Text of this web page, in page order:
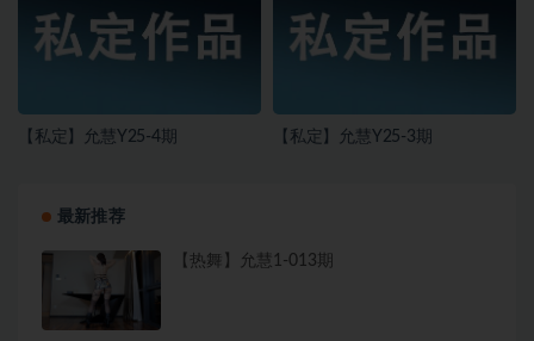
【私定】允慧Y25-4期 【私定】允慧Y25-3期
最新推荐
【热舞】允慧1-013期